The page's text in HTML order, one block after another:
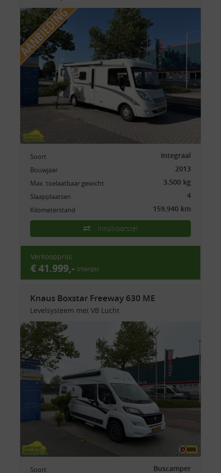
Soort Integraal
Bouwjaar 2013
Max. toelaatbaar gewicht 3.500 kg
Slaapplaatsen 4
Kilometerstand 159.940 km
Inruilvoorstel
Verkoopprijs
€ 41.999,- (marge)
Knaus Boxstar Freeway 630 ME
Levelsysteem met VB Lucht
Soort Buscamper